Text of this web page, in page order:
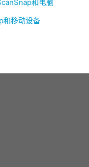
和电脑
移动设备